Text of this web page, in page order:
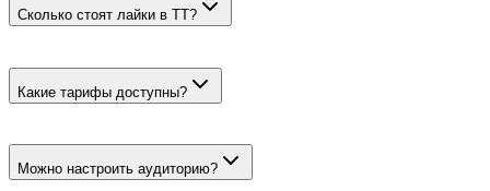
Сколько стоят лайки в ТТ?
Какие тарифы доступны?
лайки пользователей из СНГ.
Можно настроить аудиторию?